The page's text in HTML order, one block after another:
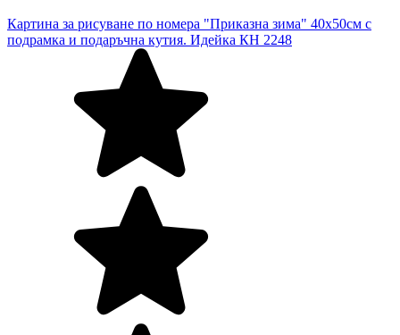
Картина за рисуване по номера "Приказна зима" 40х50см с
подрамка и подаръчна кутия. Идейка КН 2248